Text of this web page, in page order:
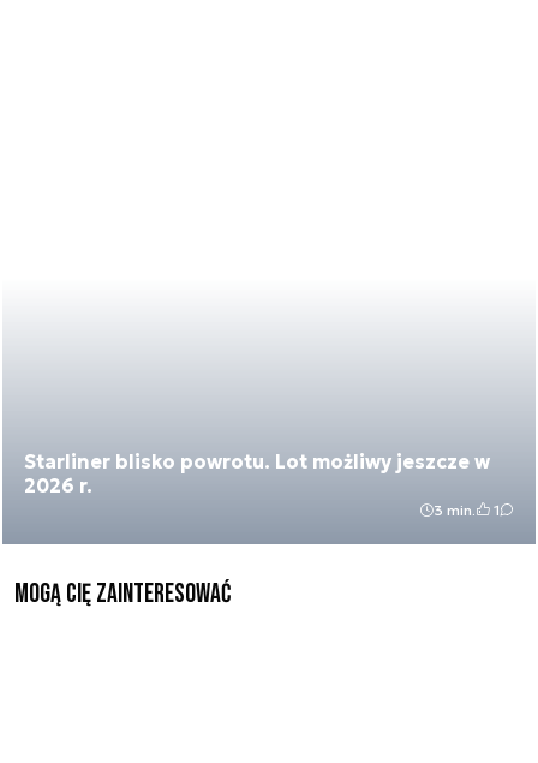
Starliner blisko powrotu. Lot możliwy jeszcze w
2026 r.
3 min. 1
Mogą Cię zainteresować